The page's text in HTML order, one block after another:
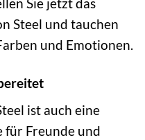
Steel und tauchen
und Emotionen.
ist auch eine
für Freunde und